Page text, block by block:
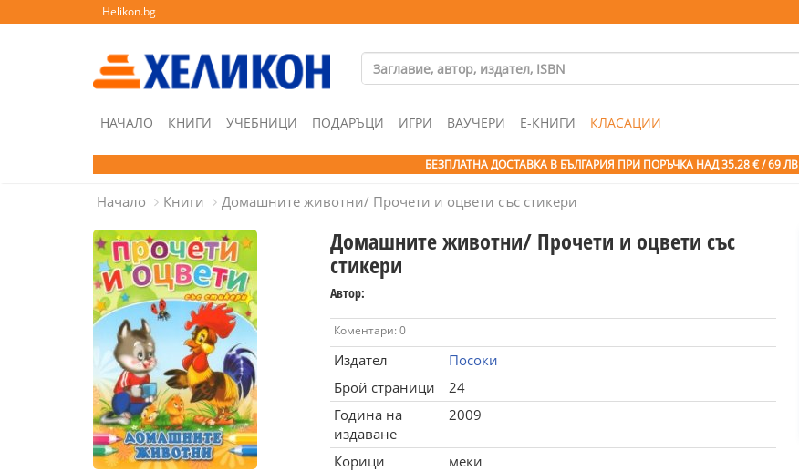
Helikon.bg
НАЧАЛО КНИГИ УЧЕБНИЦИ ПОДАРЪЦИ ИГРИ ВАУЧЕРИ Е-КНИГИ КЛАСАЦИИ
БЕЗПЛАТНА ДОСТАВКА В БЪЛГАРИЯ ПРИ ПОРЪЧКА НАД 35.28 € / 69
Начало Книги Домашните животни/ Прочети и оцвети със стикери
Домашните животни/ Прочети и оцвети със
стикери
Автор:
Коментари: 0
Издател
Посоки
Брой страници
24
Година на
издаване
2009
Корици
меки